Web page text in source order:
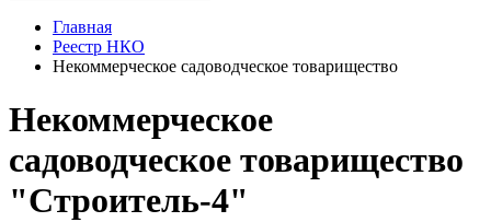
Главная
Реестр НКО
Некоммерческое садоводческое товарищество
Некоммерческое
садоводческое товарищество
"Строитель-4"